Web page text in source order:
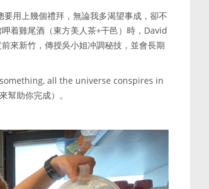
用上幾個禮拜，無論我多渴望事成，卻不
着雞尾酒（東方美人茶+干邑）時，David
來新竹，傳授吳小姐冲調秘技，並會長期
all the universe conspires in
助你完成）。